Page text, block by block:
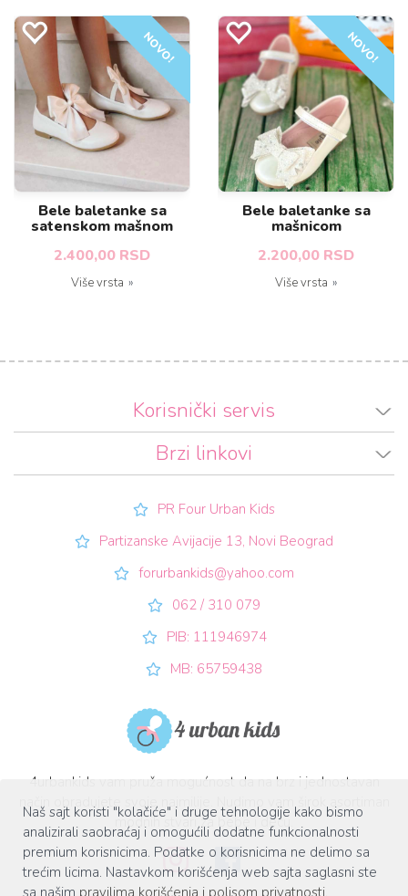
Naš sajt koristi "kolačiće" i druge tehnologije kako bismo
analizirali saobraćaj i omogućili dodatne funkcionalnosti
premium korisnicima. Podatke o korisnicima ne delimo sa
trećim licima. Nastavkom korišćenja web sajta saglasni ste
sa našim pravilima korišćenja i polisom privatnosti
NOVO!
Bele baletanke sa
satenskom mašnom
2.400,00 RSD
Više vrsta
NOVO!
Bele baletanke sa
mašnicom
2.200,00 RSD
Više vrsta
Korisnički servis
Brzi linkovi
PR Four Urban Kids
Partizanske Avijacije 13, Novi Beograd
forurbankids@yahoo.com
062 / 310 079
PIB: 111946974
MB: 65759438
4urbankids vam pruža mogućnost da na brz i jednostavan
način obradujete svoje najmilije. Nudimo vam širok asortiman
modnih stvari za bebe i decu.